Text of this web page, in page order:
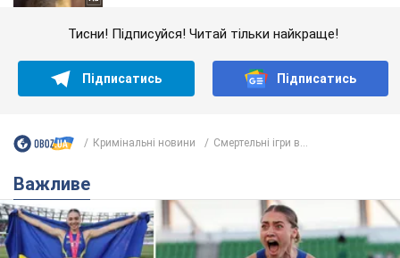
Тисни! Підписуйся! Читай тільки найкраще!
Підписатись Підписатись
Кримінальні новини Смертельні ігри в...
Важливе